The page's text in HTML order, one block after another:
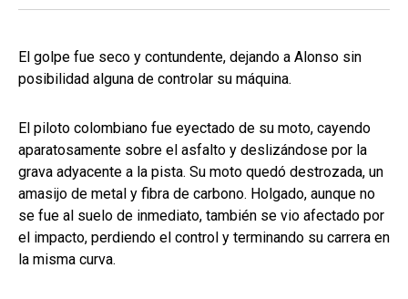
El golpe fue seco y contundente, dejando a Alonso sin
posibilidad alguna de controlar su máquina.
El piloto colombiano fue eyectado de su moto, cayendo
aparatosamente sobre el asfalto y deslizándose por la
grava adyacente a la pista. Su moto quedó destrozada, un
amasijo de metal y fibra de carbono. Holgado, aunque no
se fue al suelo de inmediato, también se vio afectado por
el impacto, perdiendo el control y terminando su carrera en
la misma curva.